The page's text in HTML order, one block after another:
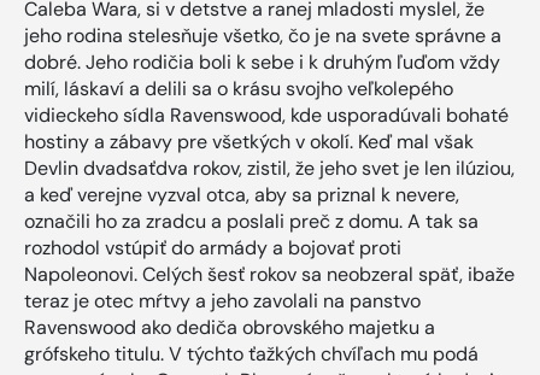
Caleba Wara, si v detstve a ranej mladosti myslel, že
jeho rodina stelesňuje všetko, čo je na svete správne a
dobré. Jeho rodičia boli k sebe i k druhým ľuďom vždy
milí, láskaví a delili sa o krásu svojho veľkolepého
vidieckeho sídla Ravenswood, kde usporadúvali bohaté
hostiny a zábavy pre všetkých v okolí. Keď mal však
Devlin dvadsaťdva rokov, zistil, že jeho svet je len ilúziou,
a keď verejne vyzval otca, aby sa priznal k nevere,
označili ho za zradcu a poslali preč z domu. A tak sa
rozhodol vstúpiť do armády a bojovať proti
Napoleonovi. Celých šesť rokov sa neobzeral späť, ibaže
teraz je otec mŕtvy a jeho zavolali na panstvo
Ravenswood ako dediča obrovského majetku a
grófskeho titulu. V týchto ťažkých chvíľach mu podá